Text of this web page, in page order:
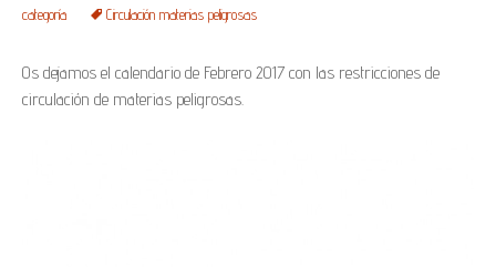
categoría
Circulación materias peligrosas
Os dejamos el calendario de Febrero 2017 con las restricciones de
circulación de materias peligrosas.